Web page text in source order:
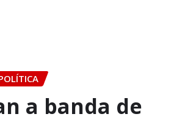
a banda de